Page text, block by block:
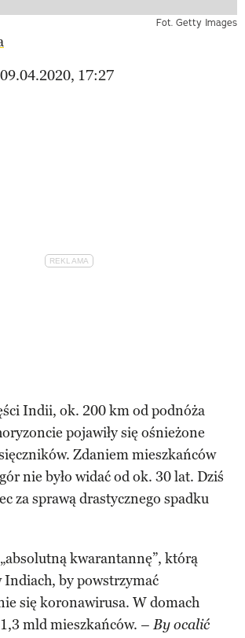
Fot. Getty Images
17:27
twitter
do przyjaciela
Indii, ok. 200 km od podnóża
pojawiły się ośnieżone
Zdaniem mieszkańców
nie było widać od ok. 30 lat. Dziś
za sprawą drastycznego spadku
kwarantannę”, którą
Indiach, by powstrzymać
się koronawirusa. W domach
mld mieszkańców. – By ocalić